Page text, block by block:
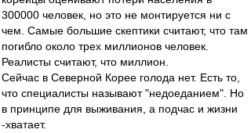
300000 человек, но это не монтируется ни с
чем. Самые большие скептики считают, что там
погибло около трех миллионов человек.
Реалисты считают, что миллион.
Сейчас в Северной Корее голода нет. Есть то,
что специалисты называют "недоеданием". Но
в принципе для выживания, а подчас и жизни
-хватает.